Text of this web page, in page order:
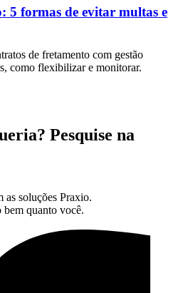
5 formas de evitar multas e
de fretamento com gestão
como flexibilizar e monitorar.
Pesquise na
as soluções Praxio.
bem quanto você.